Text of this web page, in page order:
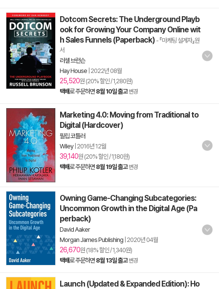
Dotcom Secrets: The Underground Playb
ook for Growing Your Company Online wit
h Sales Funnels (Paperback) - 『마케팅 설계자』원
서
러셀 브런슨
Hay House 2022년 08월
25,520원 (20% 할인 / 1,280원)
택배로 주문하면 8월 10일 출고 변경
Marketing 4.0: Moving from Traditional to
Digital (Hardcover)
필립 코틀러
Wiley| 2016년 12월
39,140원 (20% 할인 / 1,180원)
택배로 주문하면 8월 19일 출고 변경
Owning Game-Changing Subcategories:
Uncommon Growth in the Digital Age (Pa
perback)
David Aaker
Morgan James Publishing 2020년 04월
26,670원 (18% 할인 / 1,340원)
택배로 주문하면 8월 13일 출고 변경
Launch (Updated & Expanded Edition): Ho